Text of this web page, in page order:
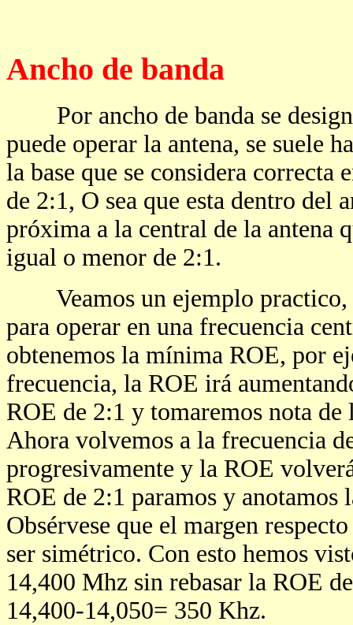
Ancho de banda
Por ancho de banda se
puede operar la antena, se suele
la base que se considera correcta
de 2:1, O sea que esta dentro del
próxima a la central de la antena
igual o menor de 2:1.
Veamos un ejemplo practico,
para operar en una frecuencia
obtenemos la mínima ROE, por
frecuencia, la ROE irá
ROE de 2:1 y tomaremos nota
Ahora volvemos a la frecuencia
progresivamente y la ROE
ROE de 2:1 paramos y
Obsérvese que el margen
ser simétrico. Con esto hemos
14,400 Mhz sin rebasar la ROE
14,400-14,050= 350 Khz.